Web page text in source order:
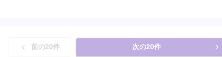
前の20件 次の20件